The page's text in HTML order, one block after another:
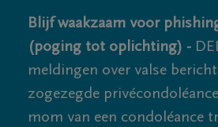
Blijf waakzaam voor
(poging tot oplichting) -
meldingen over valse
zogezegde
mom van een condoléance